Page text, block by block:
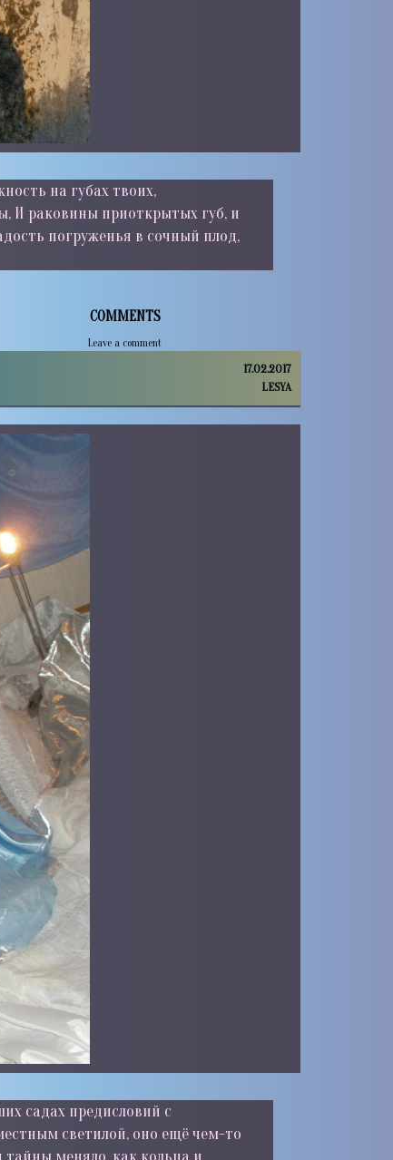
на губах твоих,
И раковины приоткрытых губ, и
погруженья в сочный плод,
COMMENTS
Leave a comment
17.02.2017
LESYA
садах предисловий с
светилой, оно ещё чем-то